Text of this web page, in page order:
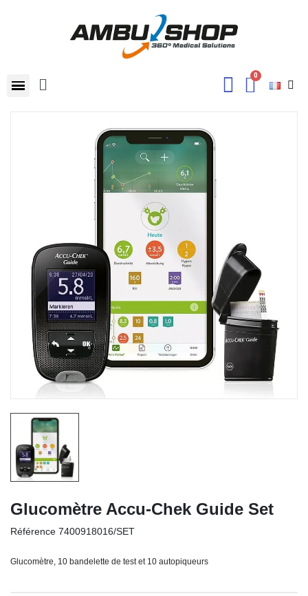
Glucomètre Accu-Chek Guide Set
Référence 7400918016/SET
Glucomètre, 10 bandelette de test et 10 autopiqueurs